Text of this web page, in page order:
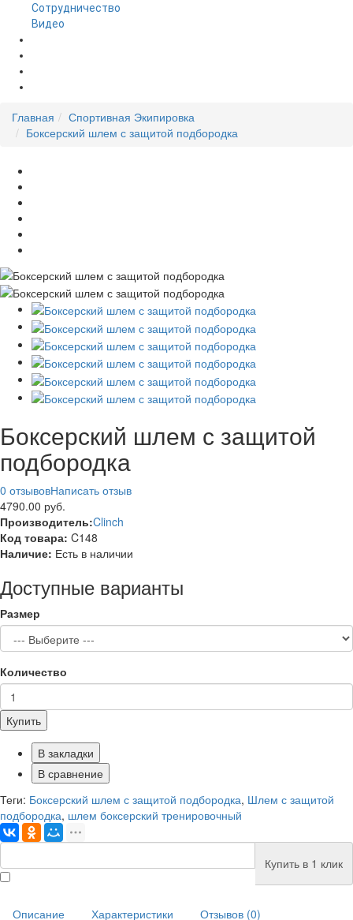
Сотрудничество
Видео
Главная
Спортивная Экипировка
Боксерский шлем с защитой подбородка
Боксерский шлем с защитой
подбородка
0 отзывовНаписать отзыв
4790.00 руб.
Производитель:Clinch
Код товара: C148
Наличие: Есть в наличии
Доступные варианты
Размер
Количество
Купить
В закладки
В сравнение
Теги: Боксерский шлем с защитой подбородка, Шлем с защитой
подбородка, шлем боксерский тренировочный
Купить в 1 клик
Описание Характеристики
Отзывов (0)